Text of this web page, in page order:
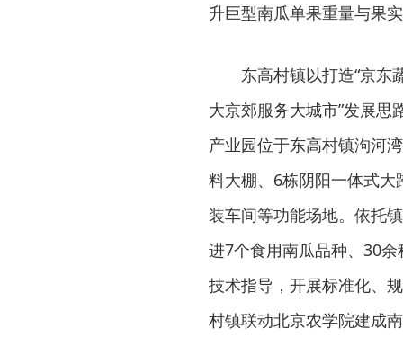
升巨型南瓜单果重量与果
东高村镇以打造“京东
大京郊服务大城市”发展
产业园位于东高村镇泃河
料大棚、6栋阴阳一体式
装车间等功能场地。依托
进7个食用南瓜品种、30
技术指导，开展标准化、
村镇联动北京农学院建成